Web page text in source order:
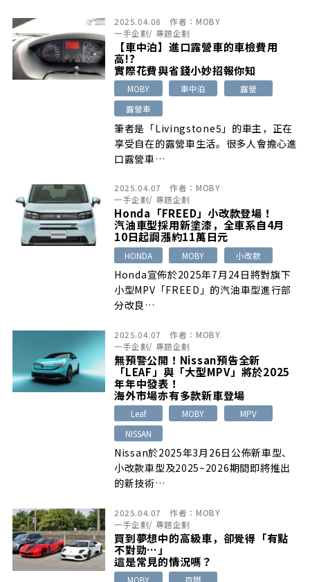
2025.04.08 作者： MOBY
一手企劃/ 專題企劃
【車中泊】進口露營車的車檢費用
高!?
實際花費與省錢小妙招報你知
MOBY 車中泊
露營
露營車
筆者是「Livingstone5」的車主，正在
享受自在的露營車生活。很多人會擔心進
口露營車…
2025.04.07 作者： MOBY
一手企劃/ 專題企劃
Honda「FREED」小改款登場！
汽油車型採用新塗漆，全車系自4月
10日起調漲約11萬日元
HONDA MOBY 小改款
Honda宣佈於2025年7月24日將對旗下
小型MPV「FREED」的汽油車型進行部
分改良…
2025.04.07 作者： MOBY
一手企劃/ 專題企劃
無預警公開！Nissan預告全新
「LEAF」與「大型MPV」將於2025
年年中發表！
海外市場亦有多款新車登場
Leaf MOBY
MPV
NISSAN
Nissan於2025年3月26日公佈新車型、
小改款車型及2025~2026期間即將推出
的新技術…
2025.04.07 作者： MOBY
一手企劃/ 專題企劃
買到夢想中的高級車，卻覺得「有點
不對勁…」
這是常見的情況嗎？
MOBY 百問